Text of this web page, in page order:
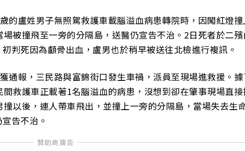
的盧姓男子無照駕救護車載腦溢血病患轉院時，因闖紅燈
被撞飛至一旁的分隔島，送醫仍宣告不治。2日死者於二
判死因為顱骨出血，盧男也於稍早被送往北檢進行複訊。
通報，三民路與富錦街口發生車禍，派員至現場進救援。
救護車正載著1名腦溢血的病患，沒想到卻在肇事現場直
以後，連人帶車飛出，並撞上一旁的分隔島，當場失去生
告不治。